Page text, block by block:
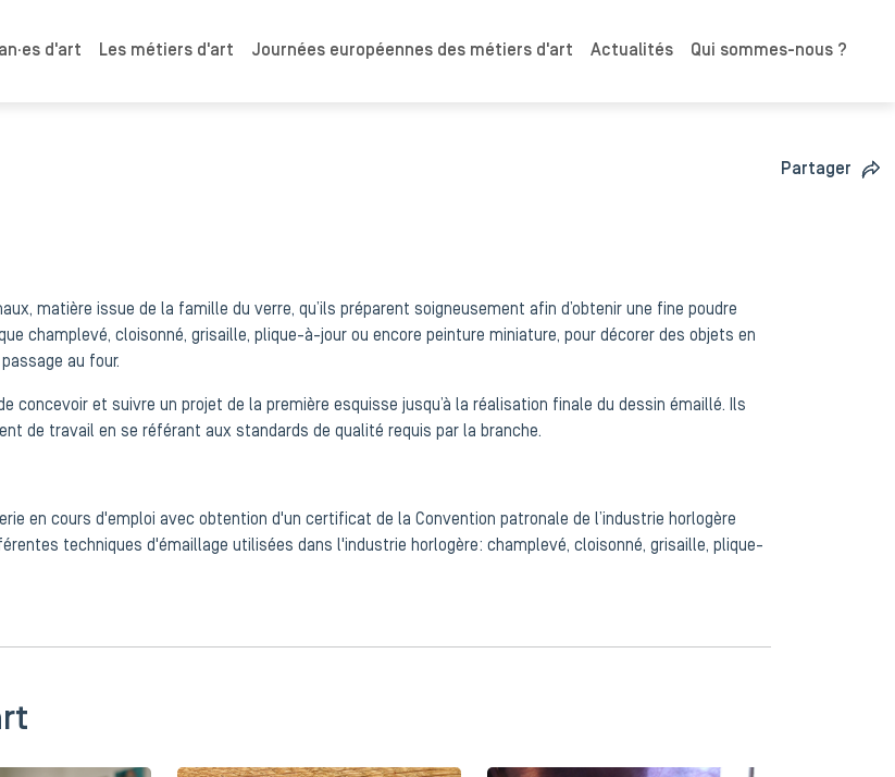
d'art Les métiers d'art Journées européennes des métiers d'art Actualités Qui sommes-nous ?
Partager
matière issue de la famille du verre, qu’ils préparent soigneusement afin d’obtenir une fine poudre
champlevé, cloisonné, grisaille, plique-à-jour ou encore peinture miniature, pour décorer des objets en
au four.
concevoir et suivre un projet de la première esquisse jusqu’à la réalisation finale du dessin émaillé. Ils
de travail en se référant aux standards de qualité requis par la branche.
en cours d'emploi avec obtention d'un certificat de la Convention patronale de l’industrie horlogère
techniques d'émaillage utilisées dans l'industrie horlogère: champlevé, cloisonné, grisaille, plique-